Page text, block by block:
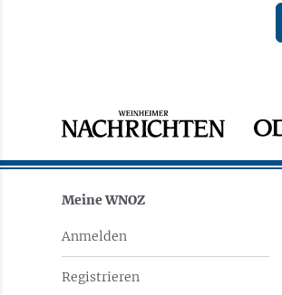
Meine WNOZ
Anmelden
Registrieren